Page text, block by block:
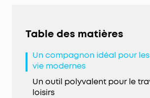
Table des matières
Un compagnon idéal pour
vie modernes
Un outil polyvalent pour le
loisirs